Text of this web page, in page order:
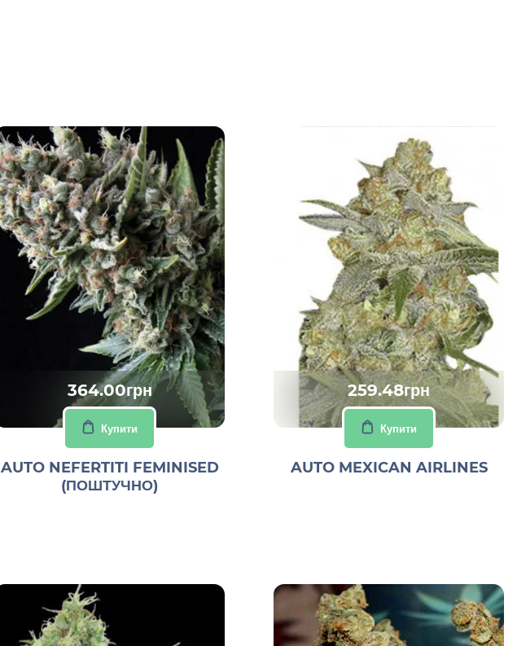
364.00грн
Купити
AUTO NEFERTITI FEMINISED
(ПОШТУЧНО)
259.48грн
Купити
AUTO MEXICAN AIRLINES